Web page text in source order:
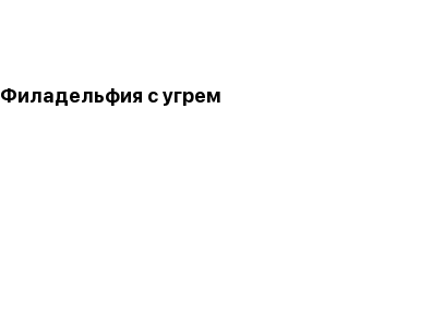
Филадельфия с угрем